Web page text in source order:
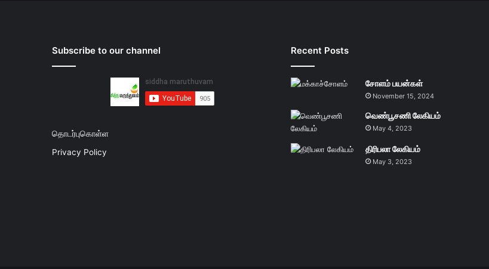
Subscribe to our channel
தொடர்புகொள்ள
Privacy Policy
Recent Posts
சோளம் பயன்கள்
November 15, 2024
வெண்பூசணி லேகியம்
May 4, 2023
திரிபலா லேகியம்
May 3, 2023